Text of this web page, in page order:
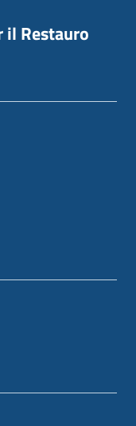
il Restauro